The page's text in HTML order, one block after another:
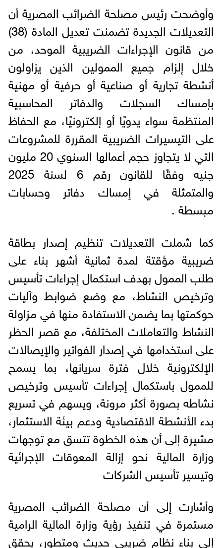
وأوضحت رئيس مصلحة الضرائب المصرية أن
التعديلات الجديدة تضمنت تعديل المادة (38)
من قانون الإجراءات الضريبية الموحد، من
خلال إلزام جميع الممولين الذين يزاولون
أنشطة تجارية أو صناعية أو حرفية أو مهنية
بإمساك السجلات والدفاتر المحاسبية
المنتظمة سواء يدويًا أو إلكترونيًا، مع الحفاظ
على التيسيرات الضريبية المقررة للمشروعات
التي لا يتجاوز حجم أعمالها السنوي 20 مليون
جنيه وفقًا للقانون رقم 6 لسنة 2025
والمتمثلة في إمساك دفاتر وحسابات
مبسطة .
كما شملت التعديلات تنظيم إصدار بطاقة
ضريبية مؤقتة لمدة ثمانية أشهر بناء على
طلب الممول بهدف استكمال إجراءات تأسيس
وترخيص النشاط، مع وضع ضوابط وآليات
حوكمتها بما يضمن الاستفادة منها في مزاولة
النشاط والتعاملات المختلفة، مع قصر الحظر
على استخدامها في إصدار الفواتير والإيصالات
الإلكترونية خلال فترة سريانها، بما يسمح
للممول باستكمال إجراءات تأسيس وترخيص
نشاطه بصورة أكثر مرونة، ويسهم في تسريع
بدء الأنشطة الاقتصادية ودعم بيئة الاستثمار،
مشيرة إلى أن هذه الخطوة تتسق مع توجهات
وزارة المالية نحو إزالة المعوقات الإجرائية
وتيسير تأسيس الشركات
وأشارت إلى أن مصلحة الضرائب المصرية
مستمرة في تنفيذ رؤية وزارة المالية الرامية
إلى بناء نظام ضريبي حديث ومتطور، يحقق